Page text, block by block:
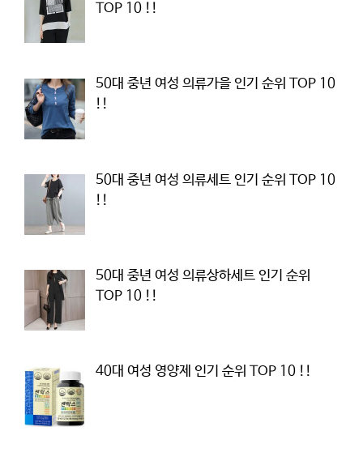
TOP 10 !!
50대 중년 여성 의류가을 인기 순위 TOP 10
!!
50대 중년 여성 의류세트 인기 순위 TOP 10
!!
50대 중년 여성 의류상하세트 인기 순위
TOP 10 !!
40대 여성 영양제 인기 순위 TOP 10 !!